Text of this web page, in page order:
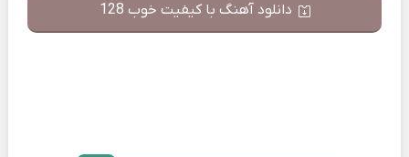
دانلود آهنگ با کیفیت خوب 128